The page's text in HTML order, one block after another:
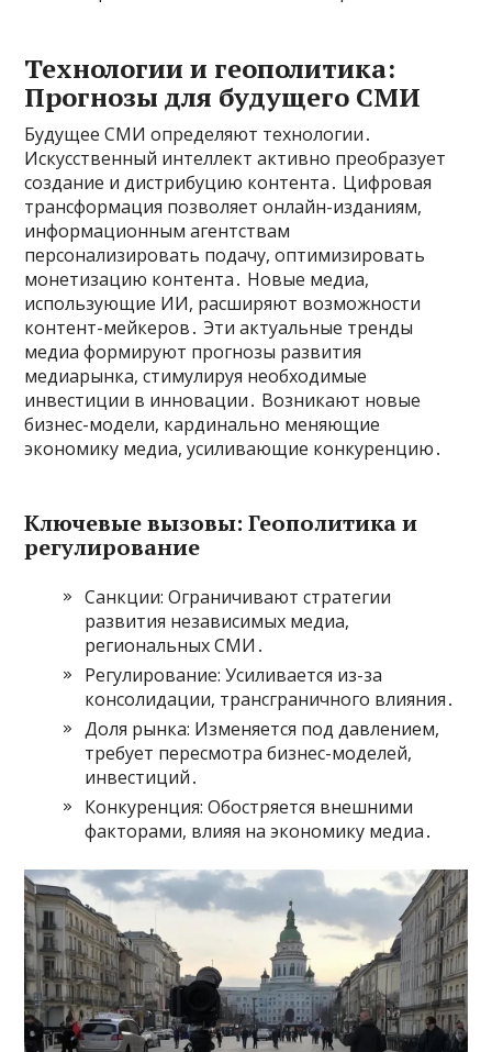
Технологии и геополитика:
Прогнозы для будущего СМИ
Будущее СМИ определяют технологии․
Искусственный интеллект активно преобразует
создание и дистрибуцию контента․ Цифровая
трансформация позволяет онлайн-изданиям,
информационным агентствам
персонализировать подачу, оптимизировать
монетизацию контента․ Новые медиа,
использующие ИИ, расширяют возможности
контент-мейкеров․ Эти актуальные тренды
медиа формируют прогнозы развития
медиарынка, стимулируя необходимые
инвестиции в инновации․ Возникают новые
бизнес-модели, кардинально меняющие
экономику медиа, усиливающие конкуренцию․
Ключевые вызовы: Геополитика и
регулирование
Санкции: Ограничивают стратегии
развития независимых медиа,
региональных СМИ․
Регулирование: Усиливается из-за
консолидации, трансграничного влияния․
Доля рынка: Изменяется под давлением,
требует пересмотра бизнес-моделей,
инвестиций․
Конкуренция: Обостряется внешними
факторами, влияя на экономику медиа․